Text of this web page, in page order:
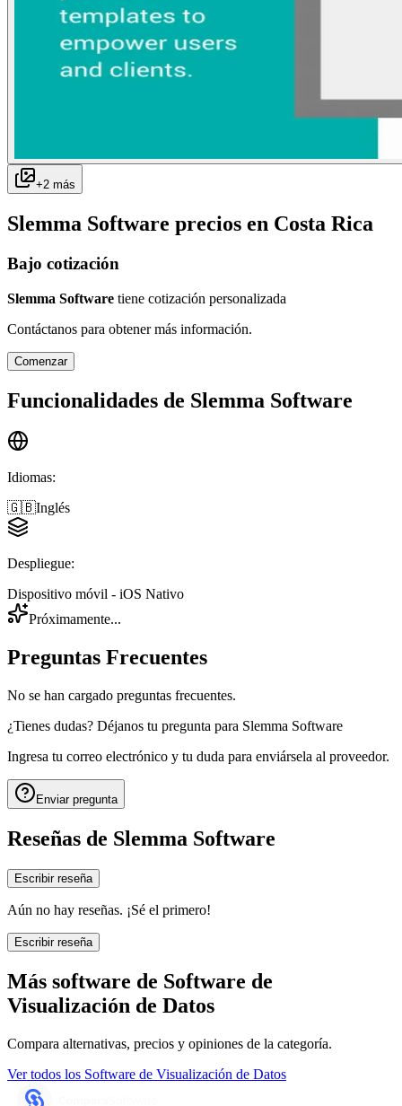
+2 más
Slemma Software precios en Costa Rica
Bajo cotización
Slemma Software tiene cotización personalizada
Contáctanos para obtener más información.
Comenzar
Funcionalidades de Slemma Software
Idiomas:
🇬🇧Inglés
Despliegue:
Dispositivo móvil - iOS Nativo
Próximamente...
Preguntas Frecuentes
No se han cargado preguntas frecuentes.
¿Tienes dudas? Déjanos tu pregunta para Slemma Software
Ingresa tu correo electrónico y tu duda para enviársela al proveedor.
Enviar pregunta
Reseñas de Slemma Software
Escribir reseña
Aún no hay reseñas. ¡Sé el primero!
Escribir reseña
Más software de Software de
Visualización de Datos
Compara alternativas, precios y opiniones de la categoría.
Ver todos los Software de Visualización de Datos